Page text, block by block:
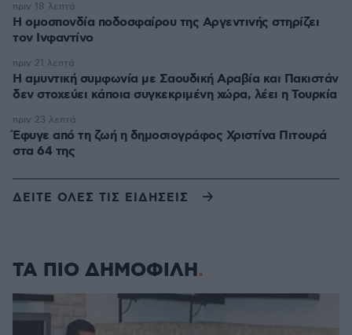
Η ομοσπονδία ποδοσφαίρου της Αργεντινής στηρίζει
τον Ινφαντίνο
πριν 18 λεπτά
Η αμυντική συμφωνία με Σαουδική Αραβία και Πακιστάν
δεν στοχεύει κάποια συγκεκριμένη χώρα, λέει η Τουρκία
πριν 21 λεπτά
Έφυγε από τη ζωή η δημοσιογράφος Χριστίνα Πιτουρά
στα 64 της
πριν 23 λεπτά
ΔΕΙΤΕ ΟΛΕΣ ΤΙΣ ΕΙΔΗΣΕΙΣ
ΤΑ ΠΙΟ ΔΗΜΟΦΙΛΗ